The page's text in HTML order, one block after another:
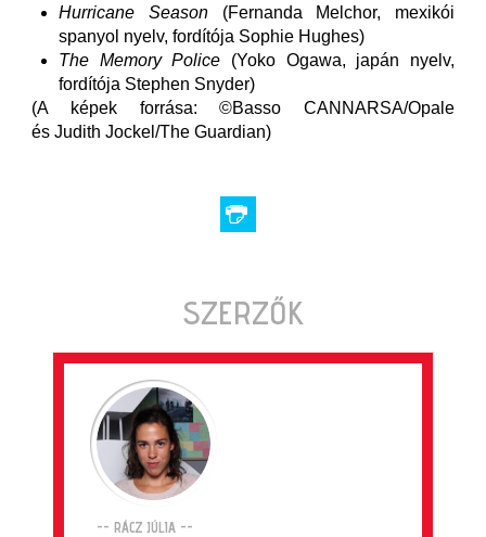
Hurricane Season(Fernanda Melchor, mexikói
spanyol nyelv, fordítója Sophie Hughes)
The Memory Police (Yoko Ogawa, japán nyelv,
fordítója Stephen Snyder)
(A képek forrása: ©Basso CANNARSA/Opale
és Judith Jockel/The Guardian)
SZERZŐK
-- RÁCZ JÚLIA --